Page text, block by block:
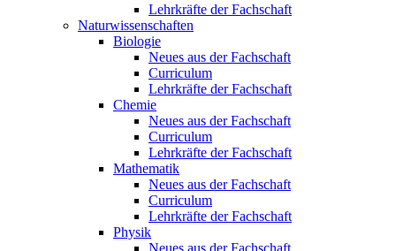
Lehrkräfte der Fachschaft
Naturwissenschaften
Biologie
Neues aus der Fachschaft
Curriculum
Lehrkräfte der Fachschaft
Chemie
Neues aus der Fachschaft
Curriculum
Lehrkräfte der Fachschaft
Mathematik
Neues aus der Fachschaft
Curriculum
Lehrkräfte der Fachschaft
Physik